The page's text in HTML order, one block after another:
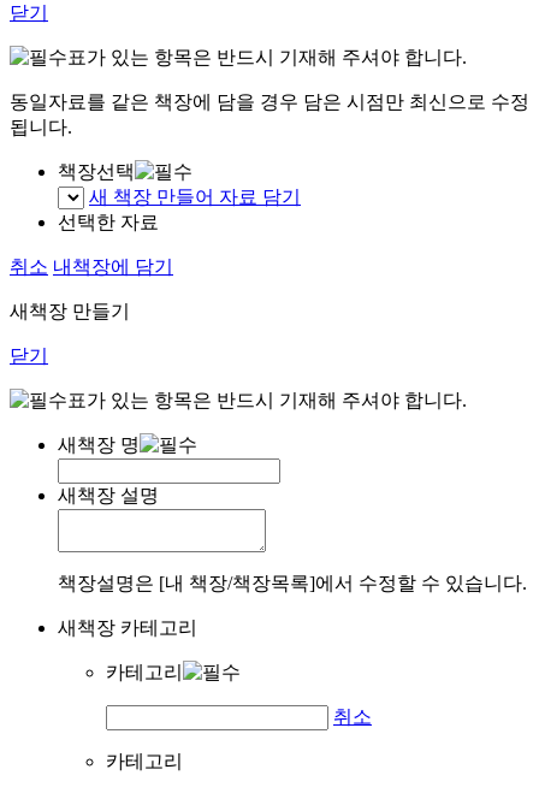
닫기
표가 있는 항목은 반드시 기재해 주셔야 합니다.
동일자료를 같은 책장에 담을 경우 담은 시점만 최신으로 수정
됩니다.
책장선택
새 책장 만들어 자료 담기
선택한 자료
취소 내책장에 담기
새책장 만들기
닫기
표가 있는 항목은 반드시 기재해 주셔야 합니다.
새책장 명
새책장 설명
책장설명은 [내 책장/책장목록]에서 수정할 수 있습니다.
새책장 카테고리
카테고리
취소
카테고리